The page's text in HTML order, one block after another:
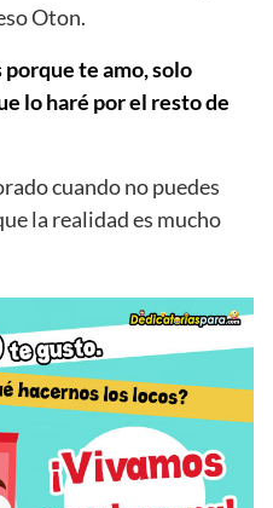
Oton.
te amo, solo
lo haré por el resto de
cuando no puedes
la realidad es mucho